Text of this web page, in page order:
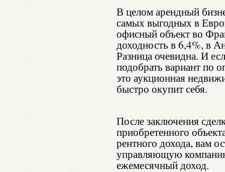
В целом арендный
самых выгодных в
офисный объект во
доходность в 6,4%, в
Разница очевидна. И
подобрать вариант по
это аукционная
быстро окупит себя.
После заключения
приобретенного
рентного дохода, вам
управляющую
ежемесячный доход.